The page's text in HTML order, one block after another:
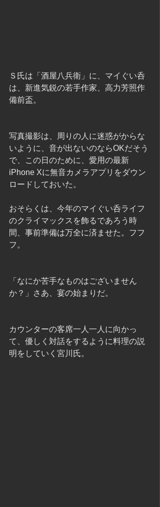
Ｓ氏は「酒屋八兵衛」に、マイぐい呑
は、新進気鋭の若手作家、高力芳照作
備前盃。
写真撮影は、周りの人に迷惑がからな
いように、音が出ないのならOKだそう
で、この日のために、愛用の最新
iPhone Xに無音カメラアプリをダウン
ロードしておいた。
おそらくは、今年のマイぐい呑ライフ
のクライマックスを飾るであろう時
間、事前準備は万全に済ませた。フフ
フ。
「なにか苦手なものはございません
か？」さあ、宴の始まりだ。
カウンターの客席一人一人に向かっ
て、優しく対話をするように料理の説
明をしていく宮川氏。